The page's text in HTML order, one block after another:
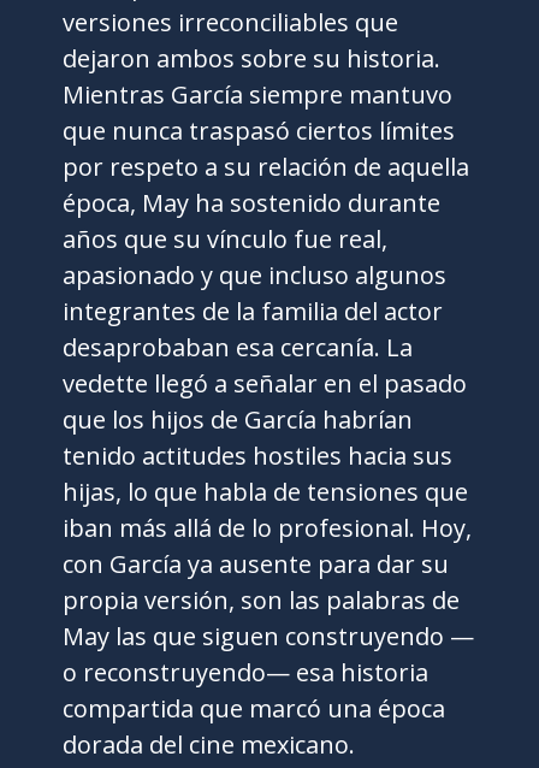
versiones irreconciliables que
dejaron ambos sobre su historia.
Mientras García siempre mantuvo
que nunca traspasó ciertos límites
por respeto a su relación de aquella
época, May ha sostenido durante
años que su vínculo fue real,
apasionado y que incluso algunos
integrantes de la familia del actor
desaprobaban esa cercanía. La
vedette llegó a señalar en el pasado
que los hijos de García habrían
tenido actitudes hostiles hacia sus
hijas, lo que habla de tensiones que
iban más allá de lo profesional. Hoy,
con García ya ausente para dar su
propia versión, son las palabras de
May las que siguen construyendo —
o reconstruyendo— esa historia
compartida que marcó una época
dorada del cine mexicano.